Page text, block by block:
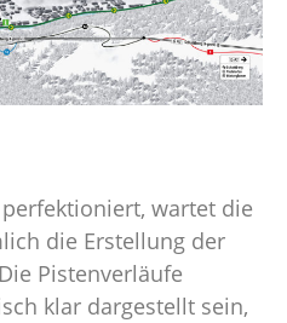
wartet die
die Erstellung der
Pistenverläufe
klar dargestellt sein,